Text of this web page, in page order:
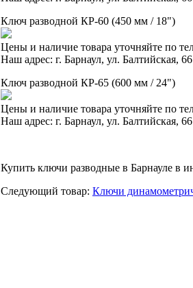
Ключ разводной КР-60 (450 мм / 18")
Цены и наличие товара уточняйте по
Наш адрес: г. Барнаул, ул. Балтийская, 66
Ключ разводной КР-65 (600 мм / 24")
Цены и наличие товара уточняйте по
Наш адрес: г. Барнаул, ул. Балтийская, 66
Купить ключи разводные в Барнауле в
Следующий товар: Ключи